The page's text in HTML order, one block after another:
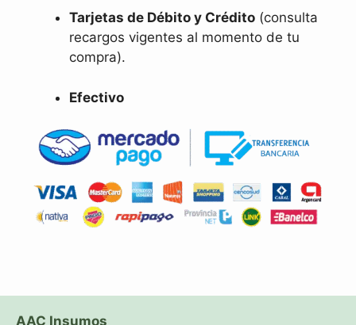
Tarjetas de Débito y Crédito (consulta
recargos vigentes al momento de tu
compra).
Efectivo
AAC Insumos